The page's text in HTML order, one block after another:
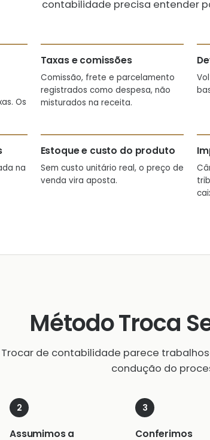
contabilidade precisa entender
Os
Taxas e comissões
Comissão, frete e parcelamento
registrados como despesa, não
misturados na receita.
na
Estoque e custo do produto
Sem custo unitário real, o preço de
venda vira aposta.
Método Troca
Trocar de contabilidade parece
condução do
Assumimos a
Conferimos